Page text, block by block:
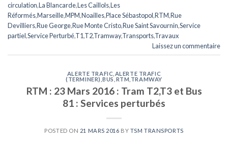
circulation,La Blancarde,Les Caillols,Les
Réformés,Marseille,MPM,Noailles,Place Sébastopol,RTM,Rue
Devilliers,Rue George,Rue Monte Cristo,Rue Saint Savournin,Service
partiel,Service Perturbé,T1,T2,Tramway,Transports,Travaux
Laissez un commentaire
ALERTE TRAFIC ALERTE TRAFIC
(TERMINER) ,BUS RTM TRAMWAY
RTM : 23 Mars 2016 : Tram T2,T3 et Bus
81 : Services perturbés
POSTED ON 21 MARS 2016 BY TSM TRANSPORTS